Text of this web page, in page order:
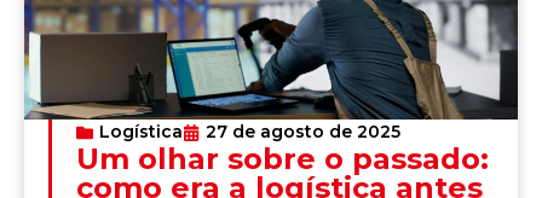
Logística 27 de agosto de 2025
Um olhar sobre o passado:
como era a logística antes